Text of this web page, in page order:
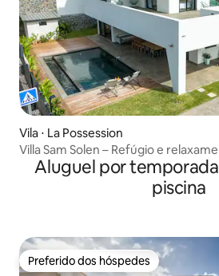
Vila ⋅ La Possession
Villa Sam Solen – Refúgio e
Aluguel por
piscina
Preferido dos hóspedes
Preferido dos hóspedes